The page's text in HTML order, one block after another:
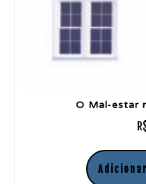
O Mal-estar